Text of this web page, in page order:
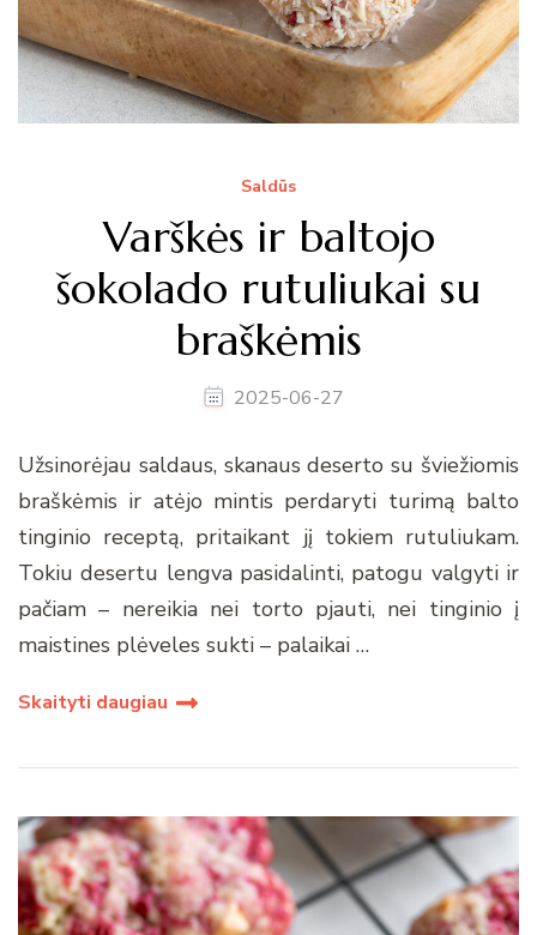
Saldūs
Varškės ir baltojo
šokolado rutuliukai su
braškėmis
2025-06-27
Užsinorėjau saldaus, skanaus deserto su šviežiomis
braškėmis ir atėjo mintis perdaryti turimą balto
tinginio receptą, pritaikant jį tokiem rutuliukam.
Tokiu desertu lengva pasidalinti, patogu valgyti ir
pačiam – nereikia nei torto pjauti, nei tinginio į
maistines plėveles sukti – palaikai …
Skaityti daugiau